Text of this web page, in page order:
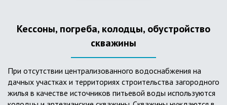
септики требуют периодической очистки ассенизаторской
Кессоны, погреба, колодцы, обустройство
скважины
При отсутствии централизованного водоснабжения на
дачных участках и территориях строительства загородного
жилья в качестве источников питьевой воды используются